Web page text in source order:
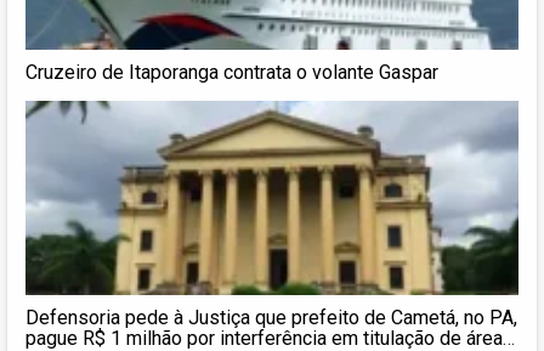
Cruzeiro de Itaporanga contrata o volante Gaspar
Defensoria pede à Justiça que prefeito de Cametá, no PA,
pague R$ 1 milhão por interferência em titulação de área